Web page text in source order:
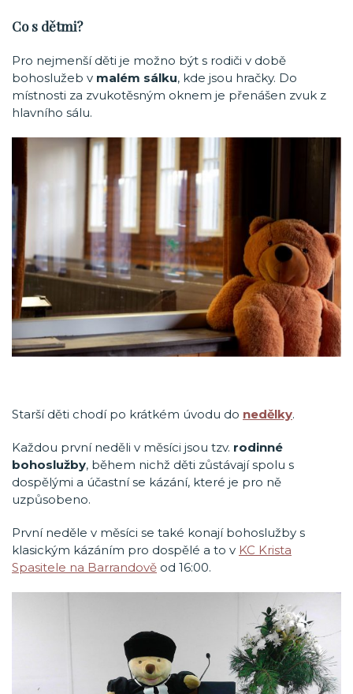
Co s dětmi?
Pro nejmenší děti je možno být s rodiči v době
bohoslužeb v malém sálku, kde jsou hračky. Do
místnosti za zvukotěsným oknem je přenášen zvuk z
hlavního sálu.
Starší děti chodí po krátkém úvodu do nedělky.
Každou první neděli v měsíci jsou tzv. rodinné
bohoslužby, během nichž děti zůstávají spolu s
dospělými a účastní se kázání, které je pro ně
uzpůsobeno.
První neděle v měsíci se také konají bohoslužby s
klasickým kázáním pro dospělé a to v KC Krista
Spasitele na Barrandově od 16:00.